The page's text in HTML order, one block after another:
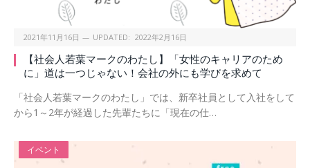
2021年11月16日 UPDATED: 2022年2月16日
【社会人若葉マークのわたし】「女性のキャリアのため
に」道は一つじゃない！会社の外にも学びを求めて
「社会人若葉マークのわたし」では、新卒社員として入社をして
から1～2年が経過した先輩たちに「現在の仕…
イベント